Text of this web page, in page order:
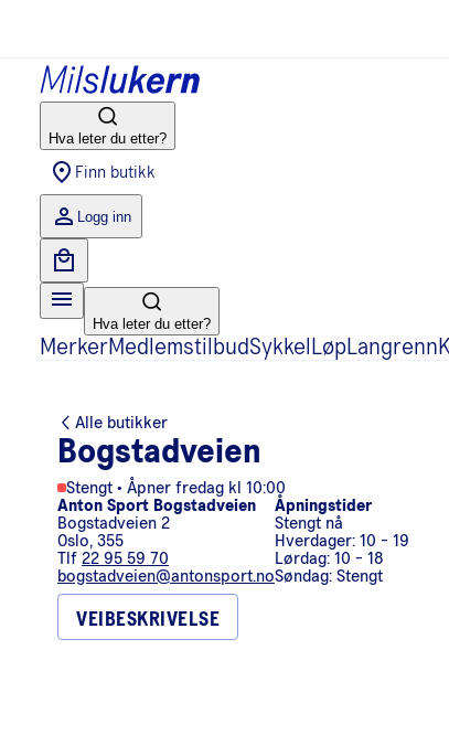
Hva leter du etter?
Finn butikk
Logg inn
Hva leter du etter?
MerkerMedlemstilbudSykkel LøpLangrenn
Alle butikker
Bogstadveien
Stengt • Åpner fredag kl 10:00
Anton Sport Bogstadveien
Bogstadveien 2
Oslo, 355
Tlf 22 95 59 70
bogstadveien@antonsport.no
VEIBESKRIVELSE
Åpningstider
Stengt nå
Hverdager: 10 - 19
Lørdag: 10 - 18
Søndag: Stengt